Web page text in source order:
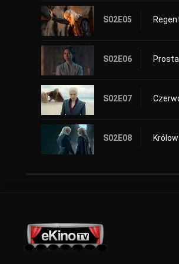
S02E05
S02E06
S02E07
S02E08